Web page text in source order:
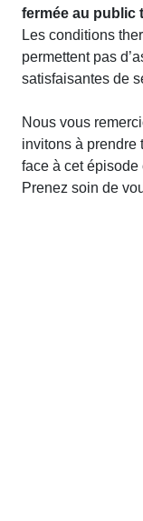
fermée au public
Les conditions
permettent pas
satisfaisantes de
Nous vous
invitons à prendre
face à cet épisode
Prenez soin de